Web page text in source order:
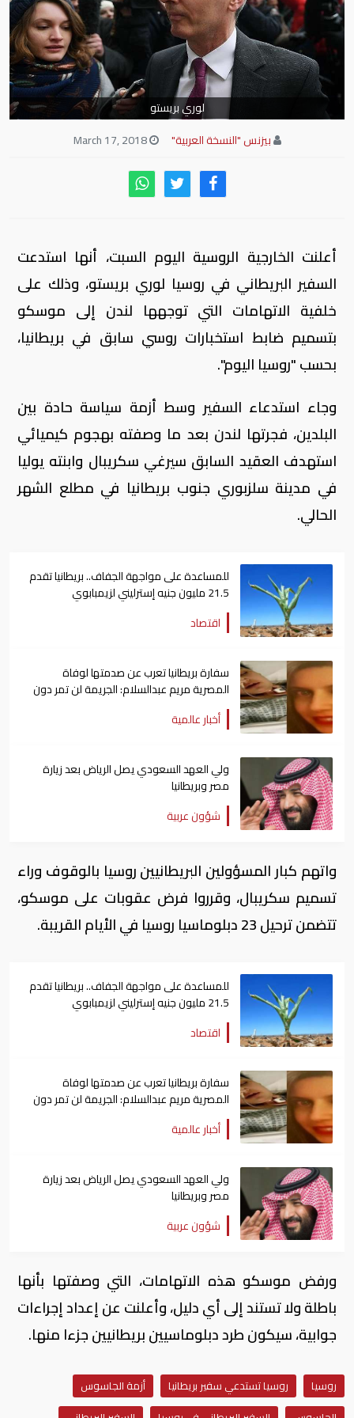
لوري بريستو
بيزنس "النسخة العربية"
March 17, 2018
أعلنت الخارجية الروسية اليوم السبت، أنها استدعت
السفير البريطاني في روسيا لوري بريستو، وذلك على
خلفية الاتهامات التي توجهها لندن إلى موسكو
بتسميم ضابط استخبارات روسي سابق في بريطانيا،
بحسب "روسيا اليوم".
وجاء استدعاء السفير وسط أزمة سياسة حادة بين
البلدين، فجرتها لندن بعد ما وصفته بهجوم كيميائي
استهدف العقيد السابق سيرغي سكريبال وابنته يوليا
في مدينة سلزبوري جنوب بريطانيا في مطلع الشهر
الحالي.
للمساعدة على مواجهة الجفاف.. بريطانيا تقدم
21.5 مليون جنيه إسترليني لزيمبابوي
اقتصاد
سفارة بريطانيا تعرب عن صدمتها لوفاة
المصرية مريم عبدالسلام: الجريمة لن تمر دون
عقاب
أخبار عالمية
ولي العهد السعودي يصل الرياض بعد زيارة
مصر وبريطانيا
شؤون عربية
واتهم كبار المسؤولين البريطانيين روسيا بالوقوف وراء
تسميم سكريبال، وقرروا فرض عقوبات على موسكو،
تتضمن ترحيل 23 دبلوماسيا روسيا في الأيام القريبة.
للمساعدة على مواجهة الجفاف.. بريطانيا تقدم
21.5 مليون جنيه إسترليني لزيمبابوي
اقتصاد
سفارة بريطانيا تعرب عن صدمتها لوفاة
المصرية مريم عبدالسلام: الجريمة لن تمر دون
عقاب
أخبار عالمية
ولي العهد السعودي يصل الرياض بعد زيارة
مصر وبريطانيا
شؤون عربية
ورفض موسكو هذه الاتهامات، التي وصفتها بأنها
باطلة ولا تستند إلى أي دليل، وأعلنت عن إعداد إجراءات
جوابية، سيكون طرد دبلوماسيين بريطانيين جزءا منها.
روسيا روسيا تستدعي سفير بريطانيا
أزمة الجاسوس